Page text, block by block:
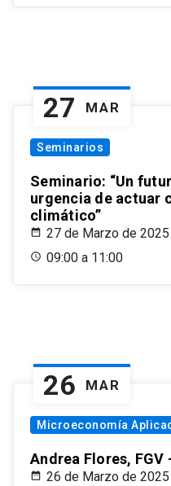
27 MAR
Seminarios
Seminario: “Un
urgencia de actuar
climático”
27 de Marzo de 2025
09:00 a 11:00
26 MAR
Microeconomía
Andrea Flores, FGV
26 de Marzo de 2025